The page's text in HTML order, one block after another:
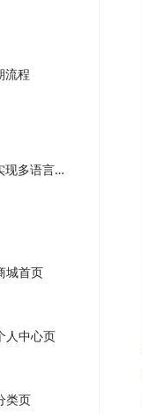
流程
商城首页如何实现多语言装修以及切换？
城首页
人中心页
类页